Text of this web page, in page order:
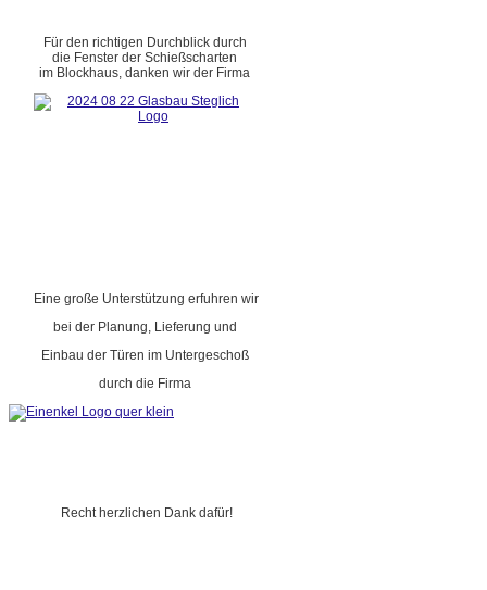
Für den richtigen Durchblick durch
die Fenster der Schießscharten
im Blockhaus, danken wir der Firma
Eine große Unterstützung erfuhren wir
bei der Planung, Lieferung und
Einbau der Türen im Untergeschoß
durch die Firma
Recht herzlichen Dank dafür!